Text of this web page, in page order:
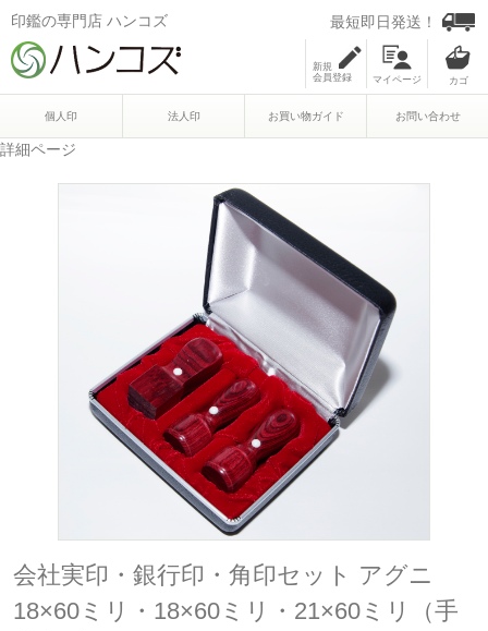
印鑑の専門店 ハンコズ 最短即日発送！
新規
会員登録
マイページ
個人印 法人印 お買い物ガイド お問い合わせ
詳細ページ
会社実印・銀行印・角印セット アグニ
18×60ミリ・18×60ミリ・21×60ミリ（手